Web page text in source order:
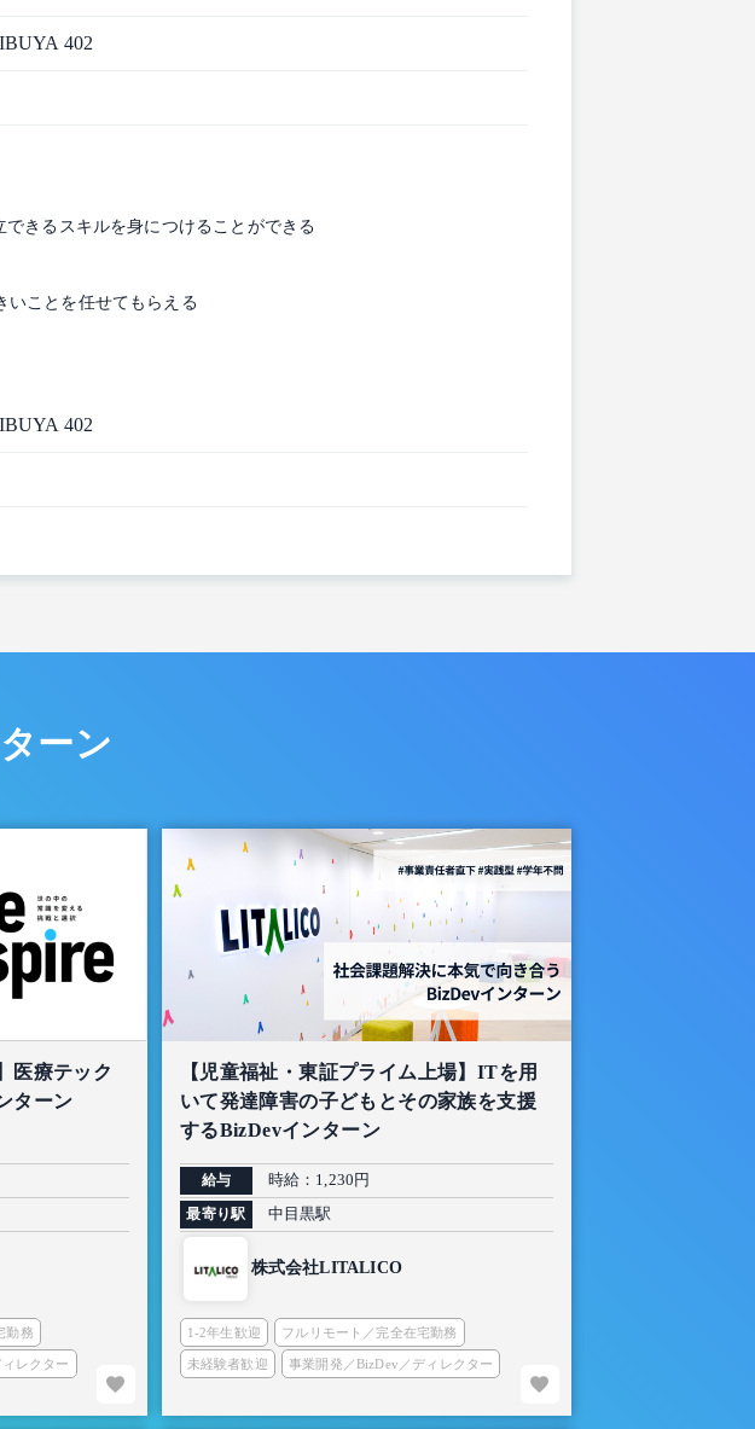
402
きるスキルを身につけることができる
いことを任せてもらえる
402
ーン
医療テック
ターン
勤務
レクター
【児童福祉・東証プライム上場】ITを用
いて発達障害の子どもとその家族を支援
するBizDevインターン
給与 時給：1,230円
最寄り駅 中目黒駅
株式会社LITALICO
1-2年生歓迎 フルリモート／完全在宅勤務
未経験者歓迎 事業開発／BizDev／ディレクター